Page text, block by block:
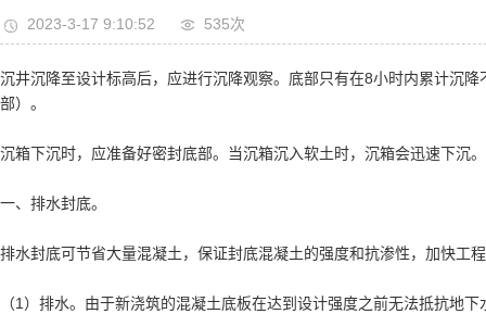
2023-3-17 9:10:52 535次
沉井沉降至设计标高后，应进行沉降观察。底部只有在8小时内累计沉
部）。
沉箱下沉时，应准备好密封底部。当沉箱沉入软土时，沉箱会迅速下沉
一、排水封底。
排水封底可节省大量混凝土，保证封底混凝土的强度和抗渗性，加快工
（1）排水。由于新浇筑的混凝土底板在达到设计强度之前无法抵抗地